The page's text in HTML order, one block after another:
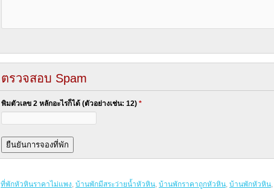
ตรวจสอบ Spam
พิมตัวเลข 2 หลักอะไรก็ได้ (ตัวอย่างเช่น: 12)*
ที่พักหัวหินราคาไม่แพง, บ้านพักมีสระว่ายน้ำหัวหิน, บ้านพักราคาถูกหัวหิน, บ้านพักหัวหิน,